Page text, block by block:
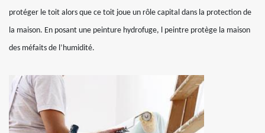
protéger le toit alors que ce toit joue un rôle capital dans la protection de
la maison. En posant une peinture hydrofuge, l peintre protège la maison
des méfaits de l’humidité.